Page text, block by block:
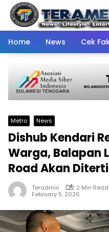
Skip
content
Home
News Cek
Metro News
Dishub Kendari
Warga, Balapan
Road Akan
Teradmin
2 Min Read
February 5, 2026